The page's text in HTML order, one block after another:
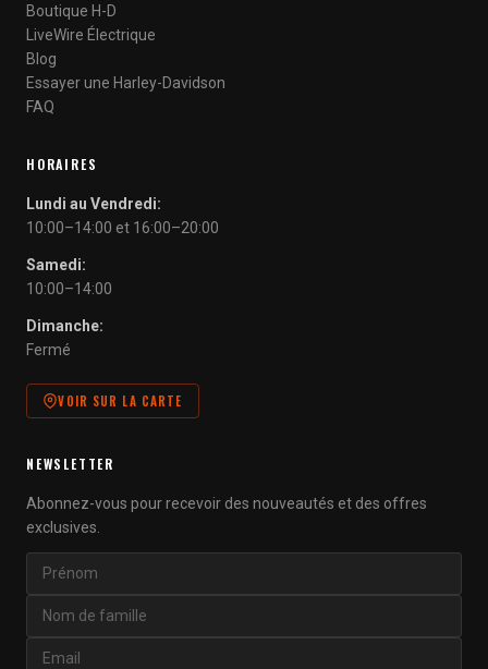
Boutique H-D
LiveWire Électrique
Blog
Essayer une Harley-Davidson
FAQ
HORAIRES
Lundi au Vendredi:
10:00–14:00 et 16:00–20:00
Samedi:
10:00–14:00
Dimanche:
Fermé
VOIR SUR LA CARTE
NEWSLETTER
Abonnez-vous pour recevoir des nouveautés et des offres
exclusives.